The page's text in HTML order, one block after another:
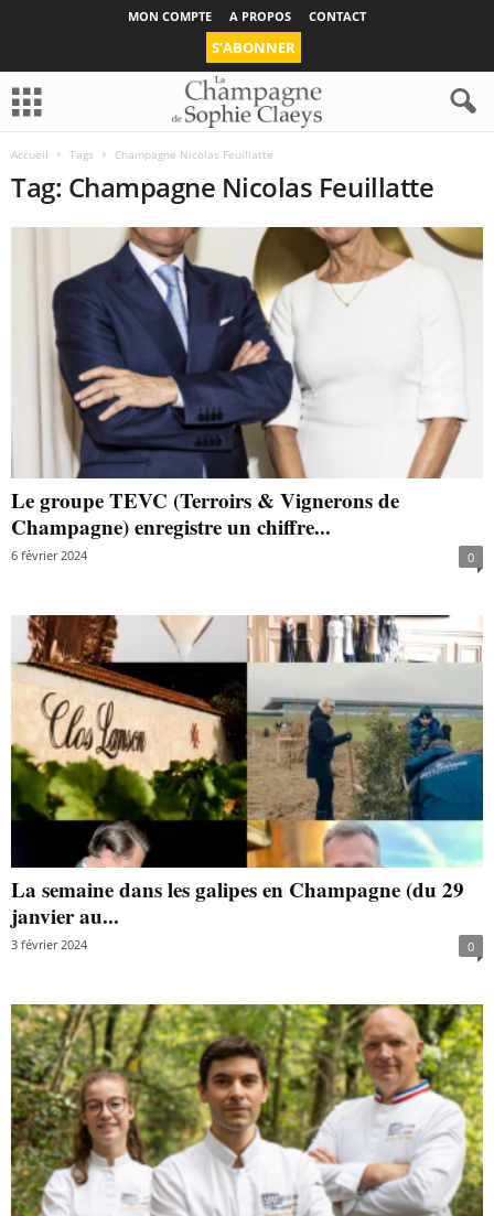
MON COMPTE A PROPOS CONTACT
S’ABONNER
Accueil Tags Champagne Nicolas Feuillatte
Tag: Champagne Nicolas Feuillatte
Le groupe TEVC (Terroirs & Vignerons de
Champagne) enregistre un chiffre...
6 février 2024 0
La semaine dans les galipes en Champagne (du 29
janvier au...
3 février 2024 0